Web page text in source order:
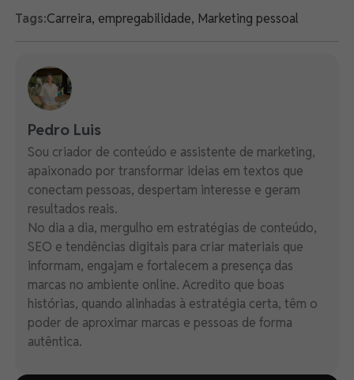
Tags:Carreira, empregabilidade, Marketing pessoal
Pedro Luis
Sou criador de conteúdo e assistente de marketing,
apaixonado por transformar ideias em textos que
conectam pessoas, despertam interesse e geram
resultados reais.
No dia a dia, mergulho em estratégias de conteúdo,
SEO e tendências digitais para criar materiais que
informam, engajam e fortalecem a presença das
marcas no ambiente online. Acredito que boas
histórias, quando alinhadas à estratégia certa, têm o
poder de aproximar marcas e pessoas de forma
autêntica.